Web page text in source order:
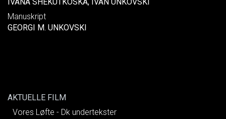
Manuskript
GEORGI M. UNKOVSKI
AKTUELLE FILM
Vores Løfte - Dk undertekster